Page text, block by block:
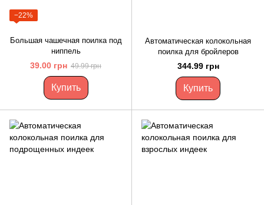
−22%
Большая чашечная поилка под
ниппель
39.00 грн 49.99 грн
Купить
Автоматическая колокольная
поилка для бройлеров
344.99 грн
Купить